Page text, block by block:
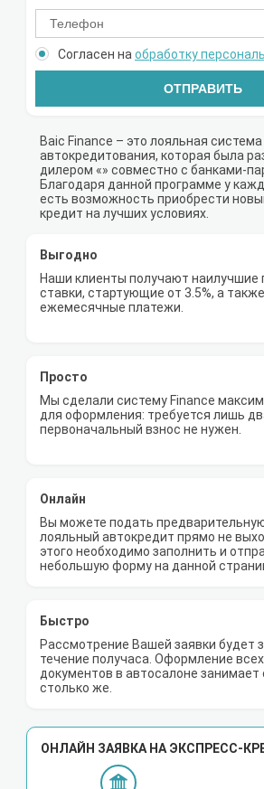
Согласен на обработку
ОТПРАВИТЬ
Baic Finance – это лояльная система
автокредитования, которая была
дилером «» совместно с банками-
Благодаря данной программе у
есть возможность приобрести
кредит на лучших условиях.
Выгодно
Наши клиенты получают наилучшие
ставки, стартующие от 3.5%, а
ежемесячные платежи.
Просто
Мы сделали систему Finance
для оформления: требуется лишь
первоначальный взнос не нужен.
Онлайн
Вы можете подать
лояльный автокредит прямо не
этого необходимо заполнить и
небольшую форму на данной
Быстро
Рассмотрение Вашей заявки будет
течение получаса. Оформление
документов в автосалоне занимает
столько же.
ОНЛАЙН ЗАЯВКА НА ЭКСПРЕСС-